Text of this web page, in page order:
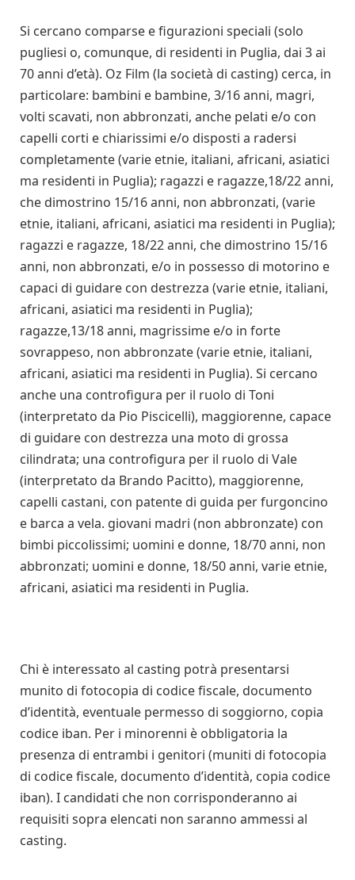
Si cercano comparse e figurazioni speciali (solo
pugliesi o, comunque, di residenti in Puglia, dai 3 ai
70 anni d’età). Oz Film (la società di casting) cerca, in
particolare: bambini e bambine, 3/16 anni, magri,
volti scavati, non abbronzati, anche pelati e/o con
capelli corti e chiarissimi e/o disposti a radersi
completamente (varie etnie, italiani, africani, asiatici
ma residenti in Puglia); ragazzi e ragazze,18/22 anni,
che dimostrino 15/16 anni, non abbronzati, (varie
etnie, italiani, africani, asiatici ma residenti in Puglia);
ragazzi e ragazze, 18/22 anni, che dimostrino 15/16
anni, non abbronzati, e/o in possesso di motorino e
capaci di guidare con destrezza (varie etnie, italiani,
africani, asiatici ma residenti in Puglia);
ragazze,13/18 anni, magrissime e/o in forte
sovrappeso, non abbronzate (varie etnie, italiani,
africani, asiatici ma residenti in Puglia). Si cercano
anche una controfigura per il ruolo di Toni
(interpretato da Pio Piscicelli), maggiorenne, capace
di guidare con destrezza una moto di grossa
cilindrata; una controfigura per il ruolo di Vale
(interpretato da Brando Pacitto), maggiorenne,
capelli castani, con patente di guida per furgoncino
e barca a vela. giovani madri (non abbronzate) con
bimbi piccolissimi; uomini e donne, 18/70 anni, non
abbronzati; uomini e donne, 18/50 anni, varie etnie,
africani, asiatici ma residenti in Puglia.
Chi è interessato al casting potrà presentarsi
munito di fotocopia di codice fiscale, documento
d’identità, eventuale permesso di soggiorno, copia
codice iban. Per i minorenni è obbligatoria la
presenza di entrambi i genitori (muniti di fotocopia
di codice fiscale, documento d’identità, copia codice
iban). I candidati che non corrisponderanno ai
requisiti sopra elencati non saranno ammessi al
casting.